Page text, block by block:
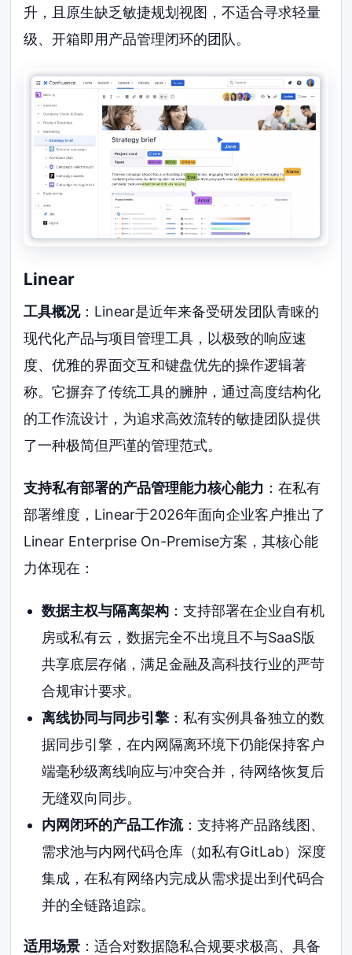
升，且原生缺乏敏捷规划视图，不适合寻求轻量
级、开箱即用产品管理闭环的团队。
Linear
工具概况：Linear是近年来备受研发团队青睐的
现代化产品与项目管理工具，以极致的响应速
度、优雅的界面交互和键盘优先的操作逻辑著
称。它摒弃了传统工具的臃肿，通过高度结构化
的工作流设计，为追求高效流转的敏捷团队提供
了一种极简但严谨的管理范式。
支持私有部署的产品管理能力核心能力 ：在私有
部署维度，Linear于2026年面向企业客户推出了
Linear Enterprise On-Premise方案，其核心能
力体现在：
数据主权与隔离架构：支持部署在企业自有机
房或私有云，数据完全不出境且不与SaaS版
共享底层存储，满足金融及高科技行业的严苛
合规审计要求。
离线协同与同步引擎：私有实例具备独立的数
据同步引擎，在内网隔离环境下仍能保持客户
端毫秒级离线响应与冲突合并，待网络恢复后
无缝双向同步。
内网闭环的产品工作流：支持将产品路线图、
需求池与内网代码仓库（如私有GitLab）深度
集成，在私有网络内完成从需求提出到代码合
并的全链路追踪。
适用场景 ：适合对数据隐私合规要求极高、具备